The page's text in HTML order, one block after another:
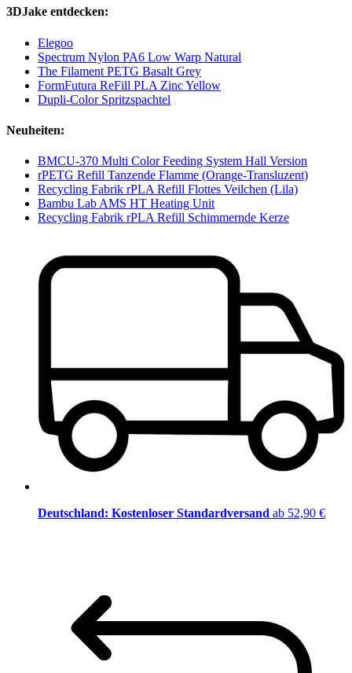
3DJake entdecken:
Elegoo
Spectrum Nylon PA6 Low Warp Natural
The Filament PETG Basalt Grey
FormFutura ReFill PLA Zinc Yellow
Dupli-Color Spritzspachtel
Neuheiten:
BMCU-370 Multi Color Feeding System Hall Version
rPETG Refill Tanzende Flamme (Orange-Transluzent)
Recycling Fabrik rPLA Refill Flottes Veilchen (Lila)
Bambu Lab AMS HT Heating Unit
Recycling Fabrik rPLA Refill Schimmernde Kerze
Deutschland: Kostenloser Standardversand ab 52,90 €